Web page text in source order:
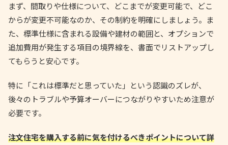
まず、間取りや仕様について、どこまでが変更可能で、どこ
からが変更不可能なのか、その制約を明確にしましょう。ま
た、標準仕様に含まれる設備や建材の範囲と、オプションで
追加費用が発生する項目の境界線を、書面でリストアップし
てもらうと安心です。
特に「これは標準だと思っていた」という認識のズレが、
後々のトラブルや予算オーバーにつながりやすいため注意が
必要です。
注文住宅を購入する前に気を付けるべきポイントについて詳